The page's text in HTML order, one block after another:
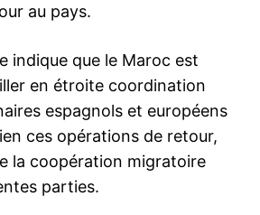
MAINTENANT